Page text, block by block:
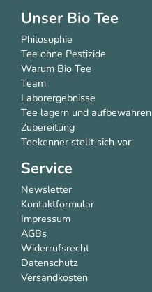
Unser Bio Tee
Philosophie
Tee ohne Pestizide
Warum Bio Tee
Team
Laborergebnisse
Tee lagern und aufbewahren
Zubereitung
Teekenner stellt sich vor
Service
Newsletter
Kontaktformular
Impressum
AGBs
Widerrufsrecht
Datenschutz
Versandkosten